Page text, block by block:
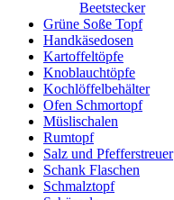
Beetstecker
Grüne Soße Topf
Handkäsedosen
Kartoffeltöpfe
Knoblauchtöpfe
Kochlöffelbehälter
Ofen Schmortopf
Müslischalen
Rumtopf
Salz und Pfefferstreuer
Schank Flaschen
Schmalztopf